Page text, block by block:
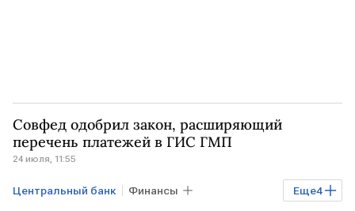
Совфед одобрил закон, расширяющий
перечень платежей в ГИС ГМП
24 июля, 11:55
Еще4
Центральный банк Финансы